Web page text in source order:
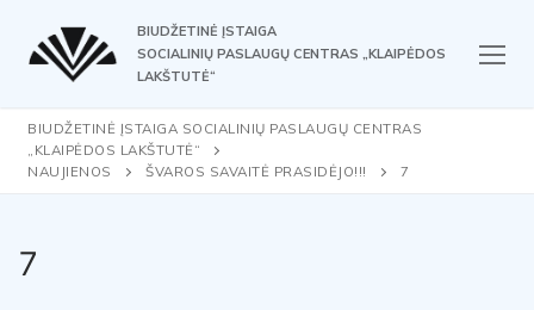
content
BIUDŽETINĖ ĮSTAIGA
SOCIALINIŲ PASLAUGŲ CENTRAS „KLAIPĖDOS
LAKŠTUTĖ“
BIUDŽETINĖ ĮSTAIGA SOCIALINIŲ PASLAUGŲ CENTRAS
„KLAIPĖDOS LAKŠTUTĖ“
NAUJIENOS
ŠVAROS SAVAITĖ PRASIDĖJO!!! 7
7